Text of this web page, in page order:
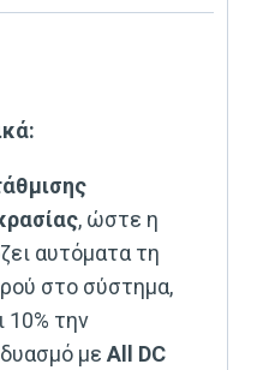
, ώστε η
αυτόματα τη
στο σύστημα,
10% την
με All DC